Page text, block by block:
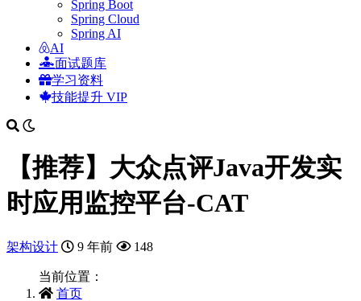
Spring Boot
Spring Cloud
Spring AI
AI
面试题库
学习资料
技能提升 VIP
【推荐】大众点评Java开发实
时应用监控平台-CAT
架构设计 9 年前 148
当前位置：
首页